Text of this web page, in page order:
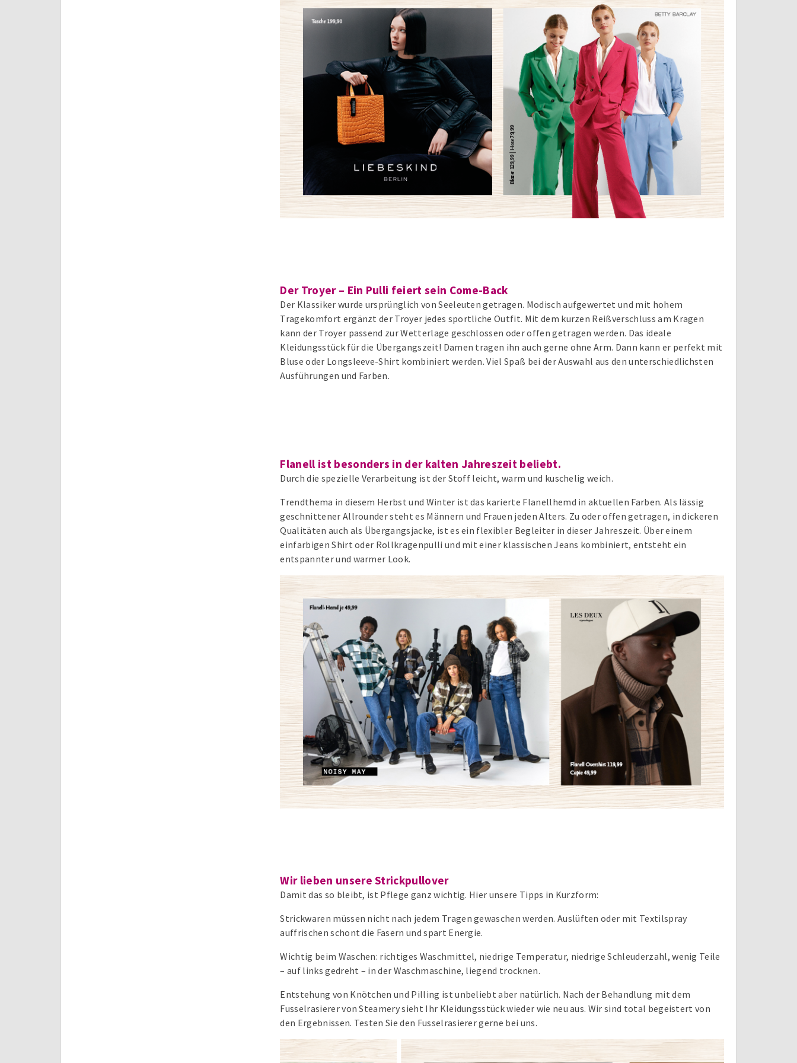
Der Troyer – Ein Pulli feiert sein Come-Back
Der Klassiker wurde ursprünglich von Seeleuten getragen. Modisch aufgewertet und mit hohem
Tragekomfort ergänzt der Troyer jedes sportliche Outfit. Mit dem kurzen Reißverschluss am Kragen
kann der Troyer passend zur Wetterlage geschlossen oder offen getragen werden. Das ideale
Kleidungsstück für die Übergangszeit! Damen tragen ihn auch gerne ohne Arm. Dann kann er perfekt mit
Bluse oder Longsleeve-Shirt kombiniert werden. Viel Spaß bei der Auswahl aus den unterschiedlichsten
Ausführungen und Farben.
Flanell ist besonders in der kalten Jahreszeit beliebt.
Durch die spezielle Verarbeitung ist der Stoff leicht, warm und kuschelig weich.
Trendthema in diesem Herbst und Winter ist das karierte Flanellhemd in aktuellen Farben. Als lässig
geschnittener Allrounder steht es Männern und Frauen jeden Alters. Zu oder offen getragen, in dickeren
Qualitäten auch als Übergangsjacke, ist es ein flexibler Begleiter in dieser Jahreszeit. Über einem
einfarbigen Shirt oder Rollkragenpulli und mit einer klassischen Jeans kombiniert, entsteht ein
entspannter und warmer Look.
Wir lieben unsere Strickpullover
Damit das so bleibt, ist Pflege ganz wichtig. Hier unsere Tipps in Kurzform:
Strickwaren müssen nicht nach jedem Tragen gewaschen werden. Auslüften oder mit Textilspray
auffrischen schont die Fasern und spart Energie.
Wichtig beim Waschen: richtiges Waschmittel, niedrige Temperatur, niedrige Schleuderzahl, wenig Teile
– auf links gedreht – in der Waschmaschine, liegend trocknen.
Entstehung von Knötchen und Pilling ist unbeliebt aber natürlich. Nach der Behandlung mit dem
Fusselrasierer von Steamery sieht Ihr Kleidungsstück wieder wie neu aus. Wir sind total begeistert von
den Ergebnissen. Testen Sie den Fusselrasierer gerne bei uns.